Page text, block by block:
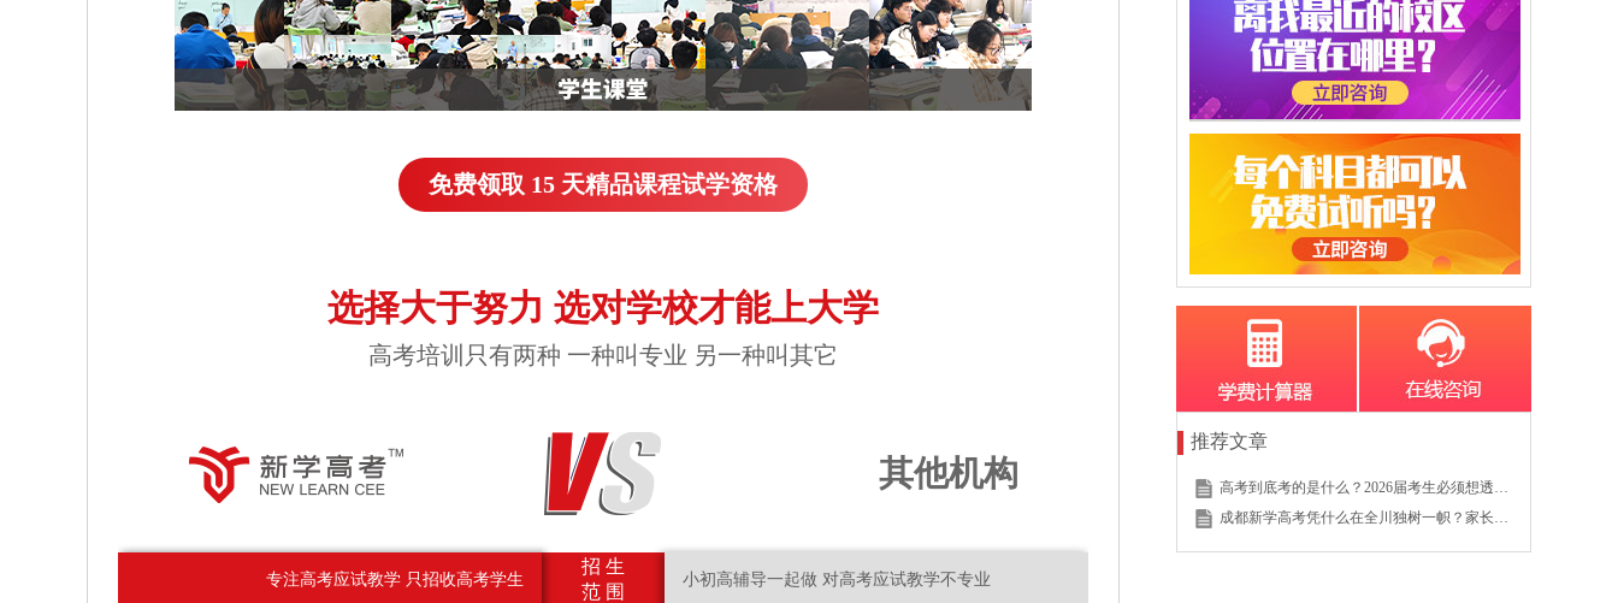
免费领取 15 天精品课程试学资格
选择大于努力 选对学校才能上大学
高考培训只有两种 一种叫专业 另一种叫其它
其他机构
专注高考应试教学 只招收高考学生
招 生
范 围
小初高辅导一起做 对高考应试教学不专业
推荐文章
高考到底考的是什么？2026届考生必须想透的这个底层逻辑
成都新学高考凭什么在全川独树一帜？家长的真实选择说明一切